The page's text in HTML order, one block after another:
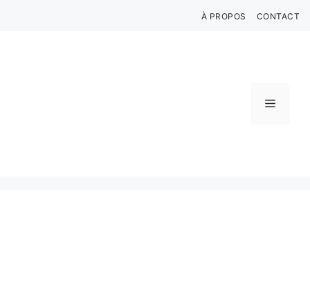
À PROPOS CONTACT
Menu